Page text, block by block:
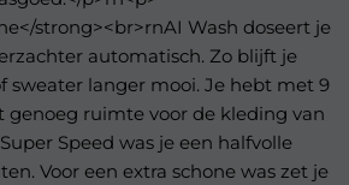
strong><br>rnAI Wash doseert je
automatisch. Zo blijft je
sweater langer mooi. Je hebt met 9
genoeg ruimte voor de kleding van
Speed was je een halfvolle
Voor een extra schone was zet je